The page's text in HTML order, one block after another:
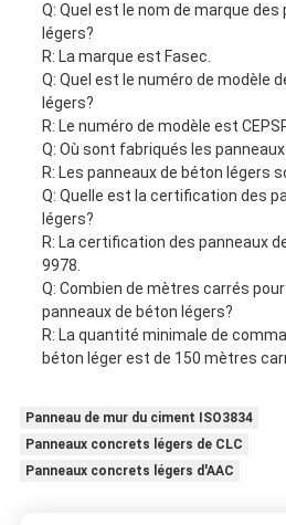
Q: Quel est le nom de marque des
légers?
R: La marque est Fasec.
Q: Quel est le numéro de modèle
légers?
R: Le numéro de modèle est
Q: Où sont fabriqués les
R: Les panneaux de béton légers
Q: Quelle est la certification des
légers?
R: La certification des panneaux
9978.
Q: Combien de mètres carrés
panneaux de béton légers?
R: La quantité minimale de
béton léger est de 150 mètres
Panneau de mur du ciment ISO3834
Panneaux concrets légers de CLC
Panneaux concrets légers d'AAC